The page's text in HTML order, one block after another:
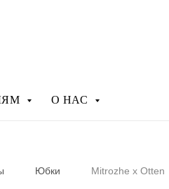
О НАС
Юбки Mitrozhe x Otten